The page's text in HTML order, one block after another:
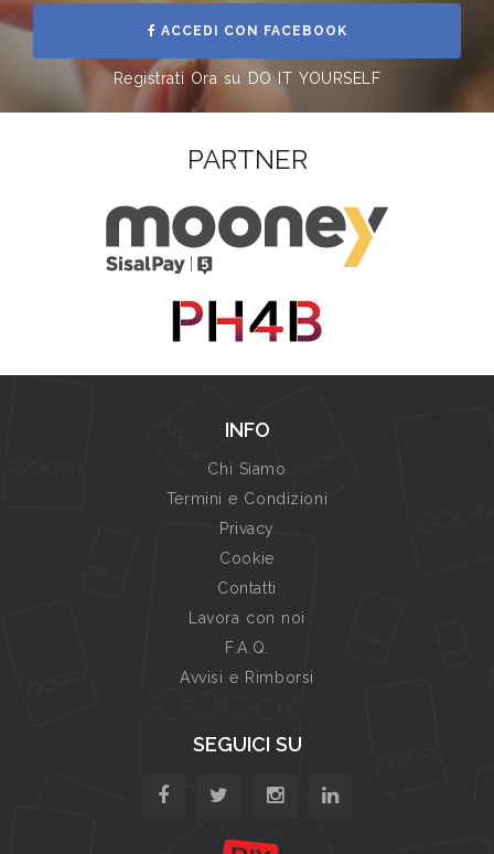
ACCEDI CON FACEBOOK
Registrati Ora su DO IT YOURSELF
PARTNER
INFO
Chi Siamo
Termini e Condizioni
Privacy
Cookie
Contatti
Lavora con noi
F.A.Q.
Avvisi e Rimborsi
SEGUICI SU